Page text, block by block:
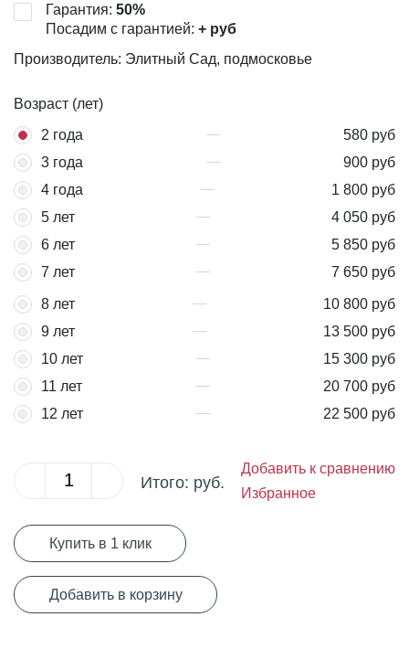
Гарантия: 50%
Посадим с гарантией: + руб
Производитель: Элитный Сад, подмосковье
Возраст (лет)
2 года
580 руб
3 года
900 руб
4 года
1 800 руб
5 лет
4 050 руб
6 лет
5 850 руб
7 лет
7 650 руб
8 лет
10 800 руб
9 лет
13 500 руб
10 лет
15 300 руб
11 лет
20 700 руб
12 лет
22 500 руб
Итого: руб.
Добавить к сравнению
Избранное
Купить в 1 клик
Добавить в корзину